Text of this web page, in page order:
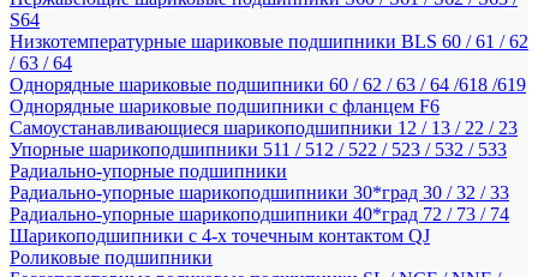
S64
Низкотемпературные шариковые подшипники BLS 60 / 61 / 62
/ 63 / 64
Однорядные шариковые подшипники 60 / 62 / 63 / 64 /618 /619
Однорядные шариковые подшипники с фланцем F6
Самоустанавливающиеся шарикоподшипники 12 / 13 / 22 / 23
Упорные шарикоподшипники 511 / 512 / 522 / 523 / 532 / 533
Радиально-упорные подшипники
Радиально-упорные шарикоподшипники 30*град 30 / 32 / 33
Радиально-упорные шарикоподшипники 40*град 72 / 73 / 74
Шарикоподшипники с 4-х точечным контактом QJ
Роликовые подшипники